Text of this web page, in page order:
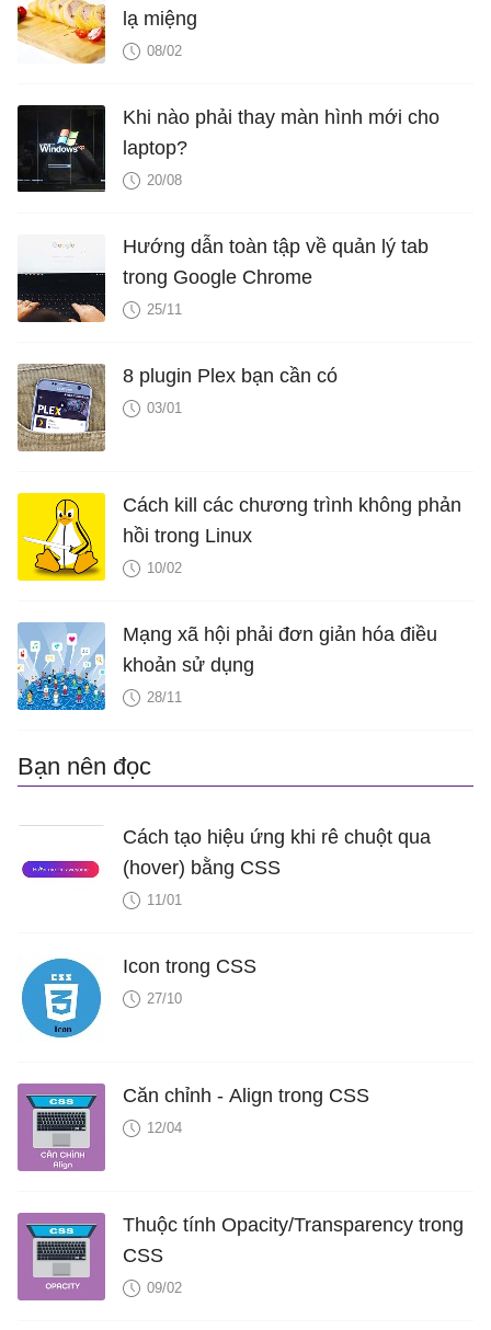
lạ miệng
08/02
Khi nào phải thay màn hình mới cho
laptop?
20/08
Hướng dẫn toàn tập về quản lý tab
trong Google Chrome
25/11
8 plugin Plex bạn cần có
03/01
Cách kill các chương trình không phản
hồi trong Linux
10/02
Mạng xã hội phải đơn giản hóa điều
khoản sử dụng
28/11
Bạn nên đọc
Cách tạo hiệu ứng khi rê chuột qua
(hover) bằng CSS
11/01
Icon trong CSS
27/10
Căn chỉnh - Align trong CSS
12/04
Thuộc tính Opacity/Transparency trong
CSS
09/02